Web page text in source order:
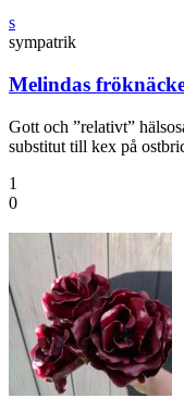
s
sympatrik
Melindas
Gott och ”relativt”
substitut till kex på
1
0